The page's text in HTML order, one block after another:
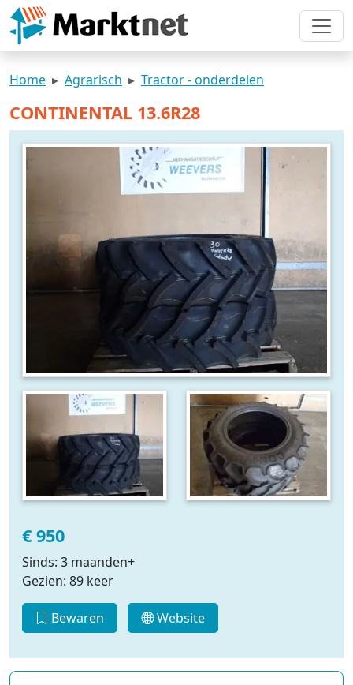
Home Agrarisch Tractor - onderdelen
CONTINENTAL 13.6R28
€ 950
Sinds: 3 maanden+
Gezien: 89 keer
Bewaren Website